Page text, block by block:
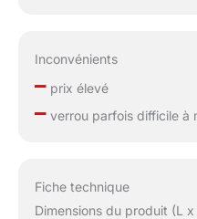
Inconvénients
–prix élevé
–verrou parfois difficile à
Fiche technique
Dimensions du produit (L